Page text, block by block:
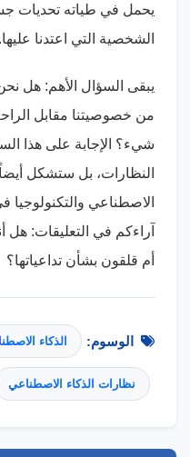
يحمل في طياته تحديات
الشخصية التي اعتدنا عليها.
يبقى السؤال الأهم: هل
من خصوصيتنا مقابل
شيء؟ الإجابة على هذا
النظارات، بل ستشكل أيضاً
الاصطناعي والتكنولوجيا
آراءكم في التعليقات:
أم قلقون بشأن تداعياتها؟
الوسوم: الذكاء
نظارات الذكاء الاصطناعي